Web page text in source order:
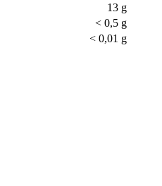
13 g
< 0,5 g
< 0,01 g